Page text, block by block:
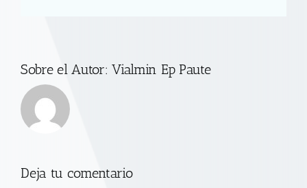
Sobre el Autor:Vialmin Ep Paute
Deja tu comentario